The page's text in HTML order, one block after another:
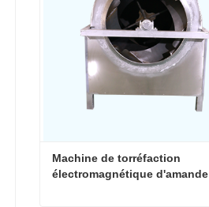
Machine de torréfaction
électromagnétique d'amande